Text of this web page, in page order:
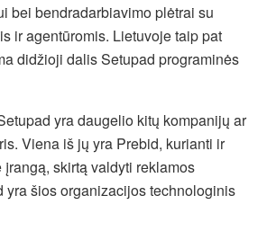
bei bendradarbiavimo plėtrai su
ir agentūromis. Lietuvoje taip pat
didžioji dalis Setupad programinės
yra daugelio kitų kompanijų ar
Viena iš jų yra Prebid, kurianti ir
skirtą valdyti reklamos
yra šios organizacijos technologinis